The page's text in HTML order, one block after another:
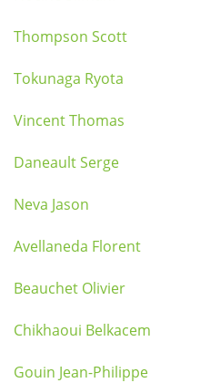
Thompson Scott
Tokunaga Ryota
Vincent Thomas
Daneault Serge
Neva Jason
Avellaneda Florent
Beauchet Olivier
Chikhaoui Belkacem
Gouin Jean-Philippe